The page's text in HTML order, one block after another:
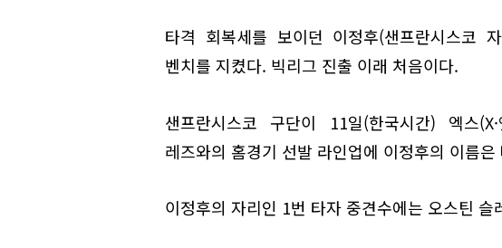
타격 회복세를 보이던 이정후(샌프란시스코
벤치를 지켰다. 빅리그 진출 이래 처음이다.
샌프란시스코 구단이 11일(한국시간) 엑스
레즈와의 홈경기 선발 라인업에 이정후의 이름은
이정후의 자리인 1번 타자 중견수에는 오스틴 슬